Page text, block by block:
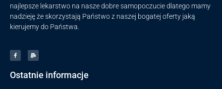
najlepsze lekarstwo na nasze dobre samopoczucie dlatego mamy
nadzieję że skorzystają Państwo z naszej bogatej oferty jaką
kierujemy do Państwa.
Ostatnie informacje